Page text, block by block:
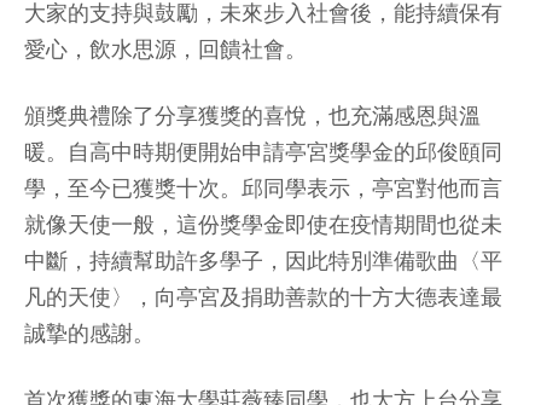
大家的支持與鼓勵，未來步入社會後，能持續保有
愛心，飲水思源，回饋社會。
頒獎典禮除了分享獲獎的喜悅，也充滿感恩與溫
暖。自高中時期便開始申請亭宮獎學金的邱俊頤同
學，至今已獲獎十次。邱同學表示，亭宮對他而言
就像天使一般，這份獎學金即使在疫情期間也從未
中斷，持續幫助許多學子，因此特別準備歌曲〈平
凡的天使〉，向亭宮及捐助善款的十方大德表達最
誠摯的感謝。
首次獲獎的東海大學莊薇臻同學，也大方上台分享